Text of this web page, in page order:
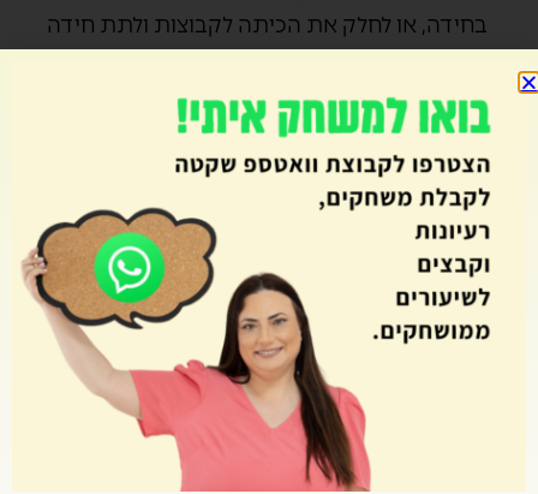
בחידה, או לחלק את הכיתה לקבוצות ולתת חידה
25.00₪
מדיניות הפרטיות
הוספה לסל